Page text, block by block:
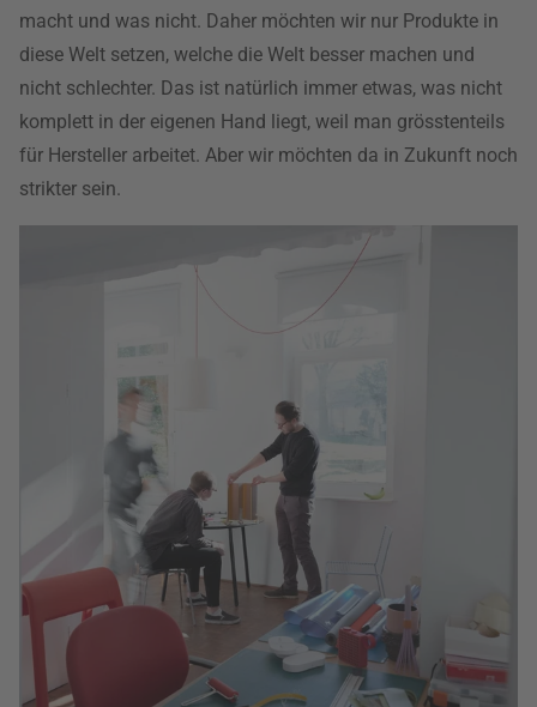
macht und was nicht. Daher möchten wir nur Produkte in
diese Welt setzen, welche die Welt besser machen und
nicht schlechter. Das ist natürlich immer etwas, was nicht
komplett in der eigenen Hand liegt, weil man grösstenteils
für Hersteller arbeitet. Aber wir möchten da in Zukunft noch
strikter sein.